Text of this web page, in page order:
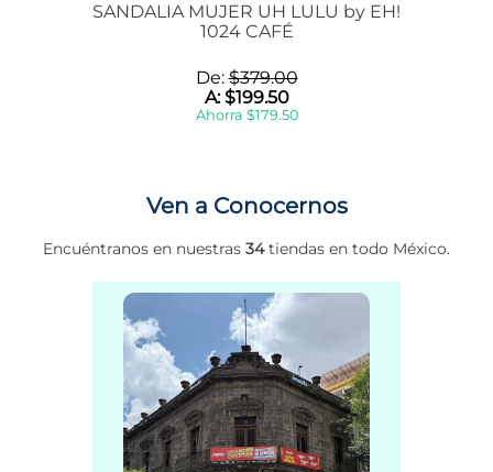
SANDALIA MUJER UH LULU by EH!
1024 CAFÉ
De:$379.00
A:$199.50
Ahorra $179.50
Ven a Conocernos
Encuéntranos en nuestras 34tiendas en todo México.